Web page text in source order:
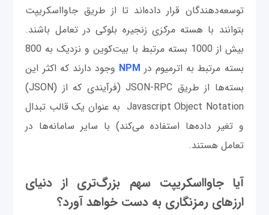
توسعه‌دهندگان قرار داده‌اند تا از طریق جاوااسکریپت
بتوانند با هسته مرکزی زنجیره بلوکی در تعامل باشند.
بیش از 1000 بسته مرتبط با بیت‌کوین و نزدیک به 800
بسته مرتبط به اترمیوم در NPM وجود دارند که اکثر این
بسته‌ها از طریق JSON-RPC (فرآیندی که از (JSON)
Javascript Object Notation به عنوان یک قالب تبدال
و تغیر داده‌ها استفاده می‌کند) با سایر سامانه‌ها در
تعامل هستند.
آیا جاوااسکریپت سهم بزرگ‌تری از دنیای
ارزهای رمزنگاری به دست خواهد آورد؟